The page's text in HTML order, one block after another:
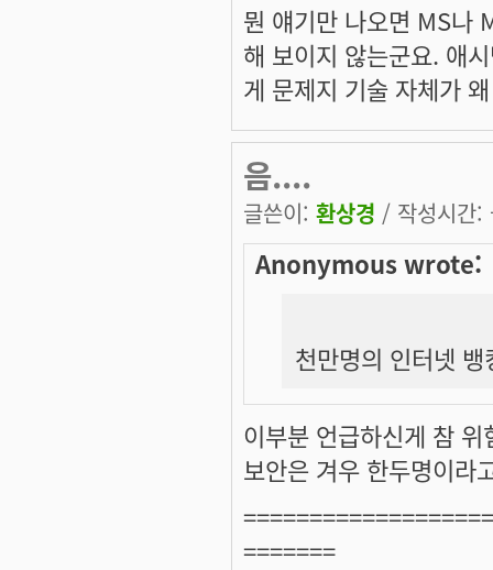
뭔 얘기만 나오면 MS나
해 보이지 않는군요. 애
게 문제지 기술 자체가
음....
글쓴이: 환상경 / 작성시간
Anonymous wrote:
천만명의 인터넷
이부분 언급하신게 참
보안은 겨우 한두명이라
=======